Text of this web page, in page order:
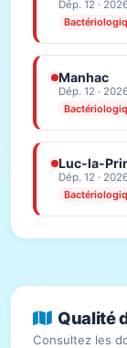
Dép. 12 ·
Manhac
Dép. 12 ·
Luc-la-
Dép. 12 ·
Qualité
Consultez les